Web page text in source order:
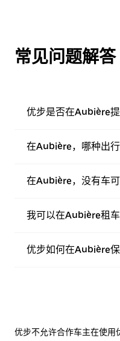
常见问题解答
优步是否在Aubière提
在Aubière，哪种出行
在Aubière，没有车可
我可以在Aubière租
优步如何在Aubière保
优步不允许合作车主在使用